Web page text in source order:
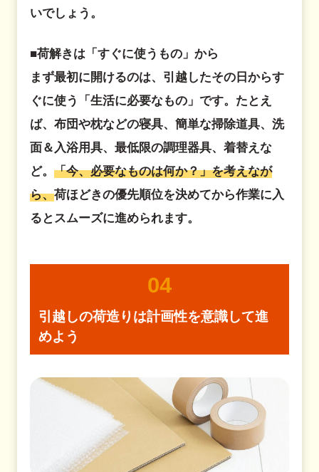
いでしょう。
■荷解きは「すぐに使うもの」から
まず最初に開けるのは、引越したその日からす
ぐに使う「生活に必要なもの」です。たとえ
ば、布団や枕などの寝具、簡単な掃除道具、洗
面＆入浴用具、最低限の調理器具、着替えな
ど。 「今、必要なものは何か？」を考えなが
ら、荷ほどきの優先順位を決めてから作業に入
るとスムーズに進められます。
04
引越しの荷造りは計画性を意識して進
めよう